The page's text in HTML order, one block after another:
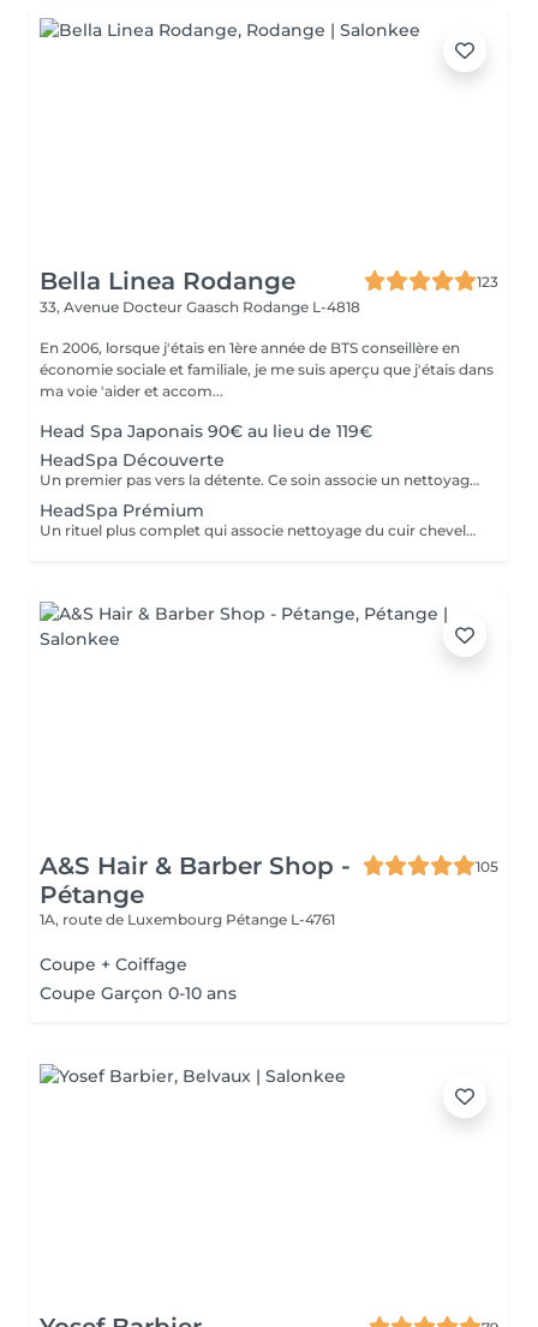
Bella Linea Rodange
123
33, Avenue Docteur Gaasch Rodange L-4818
En 2006, lorsque j'étais en 1ère année de BTS conseillère en
économie sociale et familiale, je me suis aperçu que j'étais dans
ma voie 'aider et accom...
Head Spa Japonais 90€ au lieu de 119€
HeadSpa Découverte
Un premier pas vers la détente. Ce soin associe un nettoyage doux du cuir chevelu à un massage relaxant qui stimule la circulation et libère les tensions. Idéal pour découvrir l'expérience Head Spa et profiter d'un moment de bien-être immédiat.
HeadSpa Prémium
Un rituel plus complet qui associe nettoyage du cuir chevelu, massage profond et soins spécifiques adaptés à vos besoins (hydratation, apaisement, vitalité). L'utilisation de vapeur permet de renforcer l'efficacité des soins et d'apporter une relaxation encore plus intense.
A&S Hair & Barber Shop -
Pétange
105
1A, route de Luxembourg Pétange L-4761
Coupe + Coiffage
Coupe Garçon 0-10 ans